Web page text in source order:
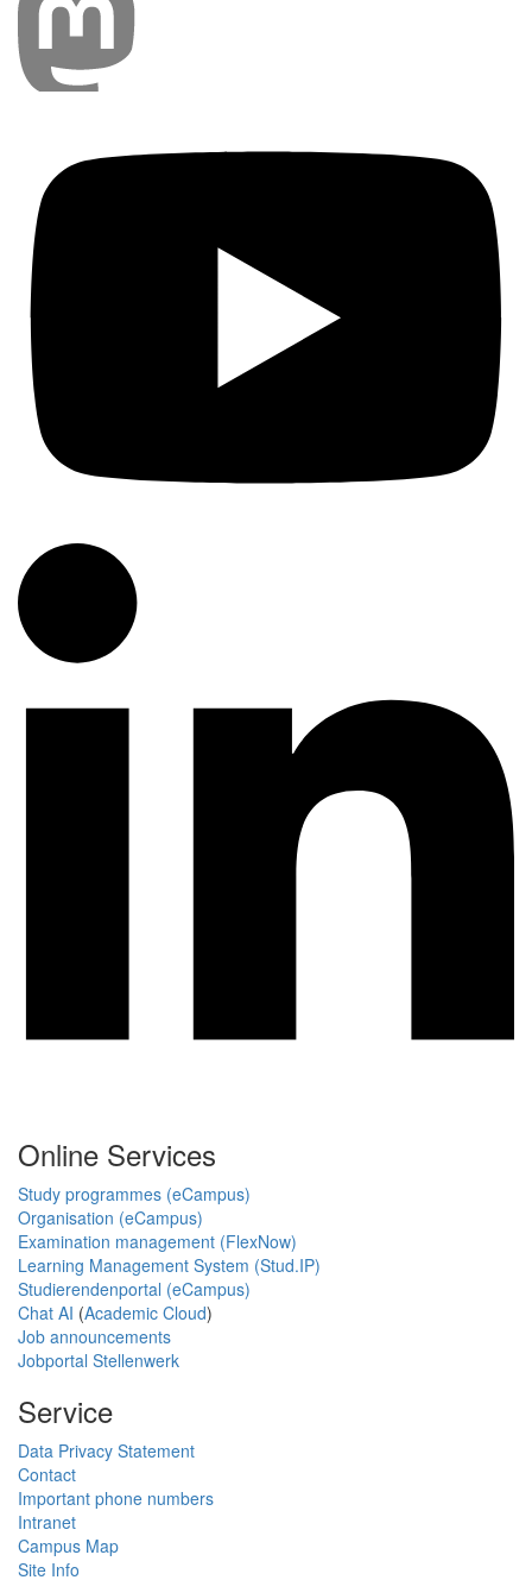
Online Services
Study programmes (eCampus)
Organisation (eCampus)
Examination management (FlexNow)
Learning Management System (Stud.IP)
Studierendenportal (eCampus)
Chat AI (Academic Cloud)
Job announcements
Jobportal Stellenwerk
Service
Data Privacy Statement
Contact
Important phone numbers
Intranet
Campus Map
Site Info